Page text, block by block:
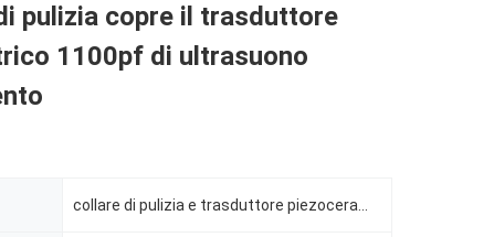
pulizia copre il trasduttore
1100pf di ultrasuono